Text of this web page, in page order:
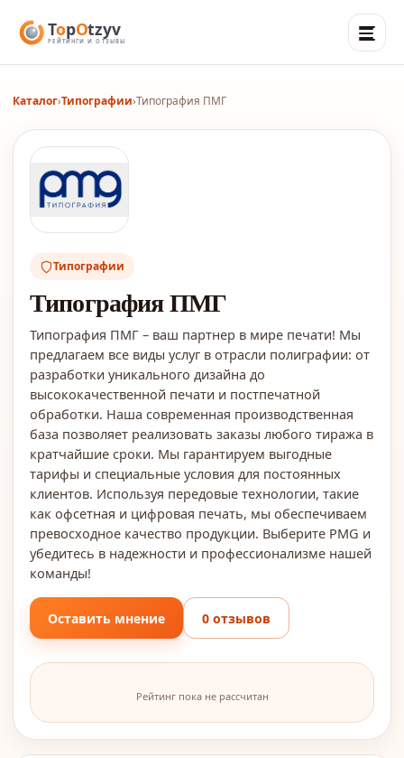
Каталог›Типографии›Типография ПМГ
Типографии
Типография ПМГ
Типография ПМГ – ваш партнер в мире печати! Мы
предлагаем все виды услуг в отрасли полиграфии: от
разработки уникального дизайна до
высококачественной печати и постпечатной
обработки. Наша современная производственная
база позволяет реализовать заказы любого тиража в
кратчайшие сроки. Мы гарантируем выгодные
тарифы и специальные условия для постоянных
клиентов. Используя передовые технологии, такие
как офсетная и цифровая печать, мы обеспечиваем
превосходное качество продукции. Выберите PMG и
убедитесь в надежности и профессионализме нашей
команды!
Оставить мнение 0 отзывов
Рейтинг пока не рассчитан